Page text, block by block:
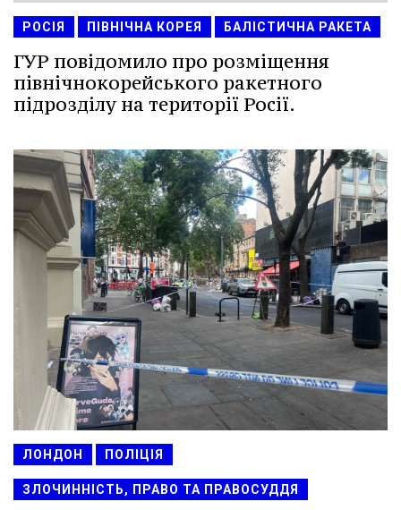
РОСІЯ ПІВНІЧНА КОРЕЯ БАЛІСТИЧНА РАКЕТА
ГУР повідомило про розміщення
північнокорейського ракетного
підрозділу на території Росії.
ЛОНДОН ПОЛІЦІЯ
ЗЛОЧИННІСТЬ, ПРАВО ТА ПРАВОСУДДЯ